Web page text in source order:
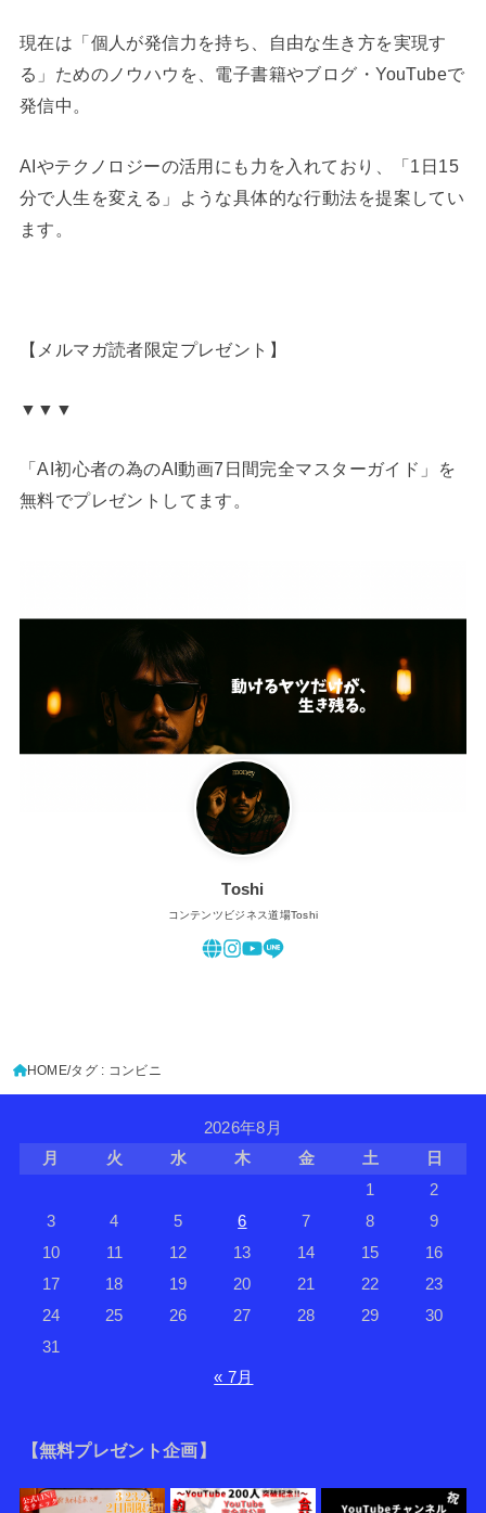
現在は「個人が発信力を持ち、自由な生き方を実現す
る」ためのノウハウを、電子書籍やブログ・YouTubeで
発信中。
AIやテクノロジーの活用にも力を入れており、「1日15
分で人生を変える」ような具体的な行動法を提案してい
ます。
【メルマガ読者限定プレゼント】
▼▼▼
「AI初心者の為のAI動画7日間完全マスターガイド」を
無料でプレゼントしてます。
Toshi
コンテンツビジネス道場Toshi
HOME タグ : コンビニ
2026年8月
月
火 水 木 金 土
日
1
2
3
4 5 6 7 8
9
10
11 12 13 14 15
16
17
18 19 20 21 22
23
24
25 26 27 28 29
30
31
« 7月
【無料プレゼント企画】